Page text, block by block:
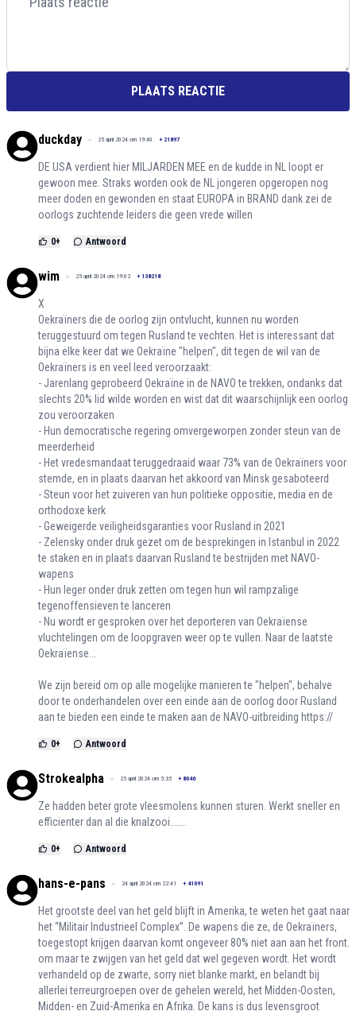
PLAATS REACTIE
duckday 25 april 2024 om 19:40 + 21897
DE USA verdient hier MILJARDEN MEE en de kudde in NL loopt er
gewoon mee. Straks worden ook de NL jongeren opgeropen nog
meer doden en gewonden en staat EUROPA in BRAND dank zei de
oorlogs zuchtende leiders die geen vrede willen
0+ Antwoord
wim 25 april 2024 om 19:02 + 138218
X
Oekraïners die de oorlog zijn ontvlucht, kunnen nu worden
teruggestuurd om tegen Rusland te vechten. Het is interessant dat
bijna elke keer dat we Oekraïne "helpen", dit tegen de wil van de
Oekraïners is en veel leed veroorzaakt:
- Jarenlang geprobeerd Oekraïne in de NAVO te trekken, ondanks dat
slechts 20% lid wilde worden en wist dat dit waarschijnlijk een oorlog
zou veroorzaken
- Hun democratische regering omvergeworpen zonder steun van de
meerderheid
- Het vredesmandaat teruggedraaid waar 73% van de Oekraïners voor
stemde, en in plaats daarvan het akkoord van Minsk gesaboteerd
- Steun voor het zuiveren van hun politieke oppositie, media en de
orthodoxe kerk
- Geweigerde veiligheidsgaranties voor Rusland in 2021
- Zelensky onder druk gezet om de besprekingen in Istanbul in 2022
te staken en in plaats daarvan Rusland te bestrijden met NAVO-
wapens
- Hun leger onder druk zetten om tegen hun wil rampzalige
tegenoffensieven te lanceren
- Nu wordt er gesproken over het deporteren van Oekraïense
vluchtelingen om de loopgraven weer op te vullen. Naar de laatste
Oekraïense...
We zijn bereid om op alle mogelijke manieren te "helpen", behalve
door te onderhandelen over een einde aan de oorlog door Rusland
aan te bieden een einde te maken aan de NAVO-uitbreiding https://
0+ Antwoord
Strokealpha 25 april 2024 om 5:35 + 8046
Ze hadden beter grote vleesmolens kunnen sturen. Werkt sneller en
efficienter dan al die knalzooi.......
0+ Antwoord
hans-e-pans 24 april 2024 om 22:41 + 41091
Het grootste deel van het geld blijft in Amerika, te weten het gaat naar
het “Militair Industrieel Complex”. De wapens die ze, de Oekraïners,
toegestopt krijgen daarvan komt ongeveer 80% niet aan aan het front.
om maar te zwijgen van het geld dat wel gegeven wordt. Het wordt
verhandeld op de zwarte, sorry niet blanke markt, en belandt bij
allerlei terreurgroepen over de gehelen wereld, het Midden-Oosten,
Midden- en Zuid-Amerika en Afrika. De kans is dus levensgroot